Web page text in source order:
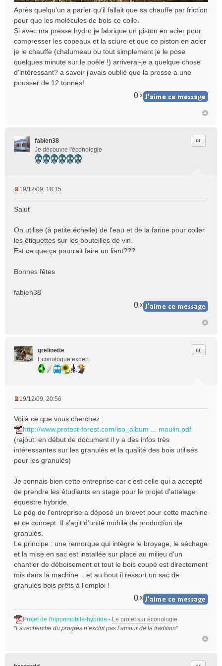
Après quelqu'un a parler qu'il fallait que sa chauffe par friction
pour que les molécules de bois ce colle.
Si avec ma presse hydro je fabrique un piston en acier pour
compresser les copeaux et la sciure et que ce piston en acier
je le chauffe (chalumeau ou tout simplement je le pose
quelques minute sur le poêle !) arriverai-je a quelque chose
d'intéressant? a savoir j'avais oublié que la presse a une
pousser de 12 tonnes!
0 x
fabien38
Je découvre l'éconologie
Citer
s
a
g
e
n
u
19/12/09, 18:15
Salut
On utilise (à petite échelle) de l'eau et de la farine pour coller
les étiquettes sur les bouteilles de vin.
Est ce que ça pourrait faire un liant???
Bonnes fêtes
fabien38
0 x
grelinette
Econologue expert
Citer
s
s
a
g
e
n
l
u
19/12/09, 20:56
Voilà ce que vous cherchez :
http://www.protect-forest.com/iso_album ... moulin.pdf
(rajout: en début de document il y a des infos très
intéressantes sur les granulés et la qualité des bois utilisés
pour les granulés)
Je connais bien cette entreprise car c'est celle qui a accepté
de prendre les étudiants en stage pour le projet d'attelage
équestre hybride.
Le pdg de l'entreprise a déposé un brevet pour cette machine
et ce concept. Il s'agit d'unité mobile de production de
granulés.
Le principe : une remorque qui intègre le broyage, le séchage
et la mise en sac est installée sur place au milieu d'un
chantier de déboisement et tout le bois coupé est directement
mis dans la machine... et au bout il ressort un sac de
granulés bois prêts à l'emploi !
0 x
Projet de l'hippomobile-hybride - Le projet sur éconologie
"La recherche du progrès n’exclut pas l’amour de la tradition"